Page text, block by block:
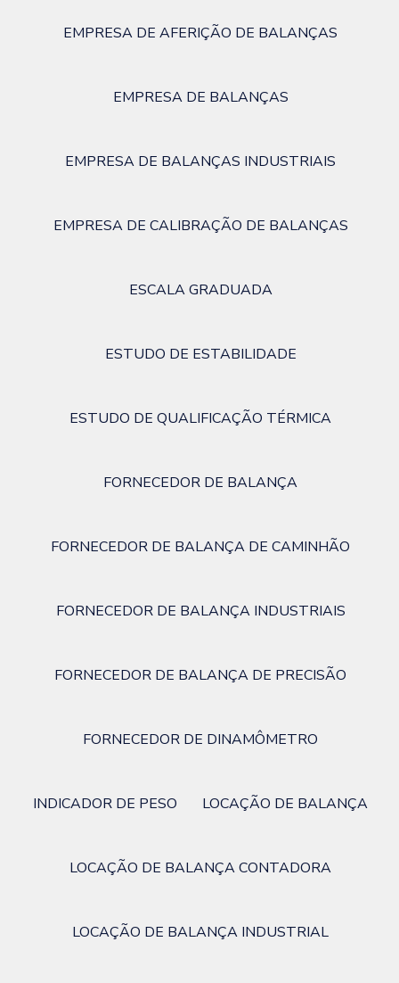
EMPRESA DE AFERIÇÃO DE BALANÇAS
EMPRESA DE BALANÇAS
EMPRESA DE BALANÇAS INDUSTRIAIS
EMPRESA DE CALIBRAÇÃO DE BALANÇAS
ESCALA GRADUADA
ESTUDO DE ESTABILIDADE
ESTUDO DE QUALIFICAÇÃO TÉRMICA
FORNECEDOR DE BALANÇA
FORNECEDOR DE BALANÇA DE CAMINHÃO
FORNECEDOR DE BALANÇA INDUSTRIAIS
FORNECEDOR DE BALANÇA DE PRECISÃO
FORNECEDOR DE DINAMÔMETRO
INDICADOR DE PESO LOCAÇÃO DE BALANÇA
LOCAÇÃO DE BALANÇA CONTADORA
LOCAÇÃO DE BALANÇA INDUSTRIAL